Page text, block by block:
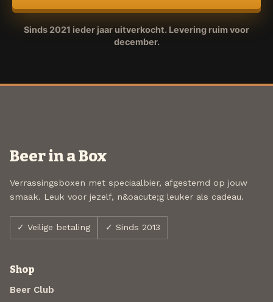
Sinds 2021 ieder jaar uitverkocht. Levering ruim voor
december.
Beer in a Box
Verrassingsboxen met speciaalbier, afgestemd op jouw
smaak. Leuk voor jezelf, n&oacute;g leuker als cadeau.
✓ Veilige betaling ✓ Sinds 2013
Shop
Beer Club